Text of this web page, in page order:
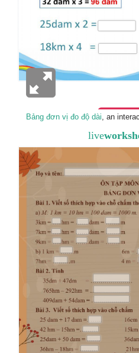
Bảng đơn vị đo độ dài, an
live